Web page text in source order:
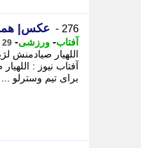
276 - عکس|
آفتاب- ورزشی- 29 ماه پیش - جمعه 18 اسفند 1402، 14:45
اللهیار صیادمنش
آفتاب نیوز :
برای تیم وسترلو ...